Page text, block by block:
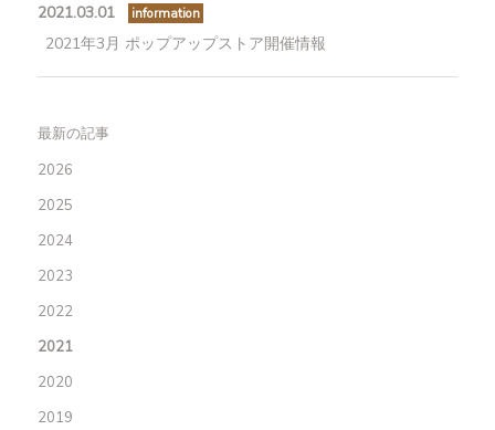
最新の記事
2026
2025
2024
2023
2022
2021
2020
2019
2021.03.01 information
2021年3月 ポップアップストア開催情報